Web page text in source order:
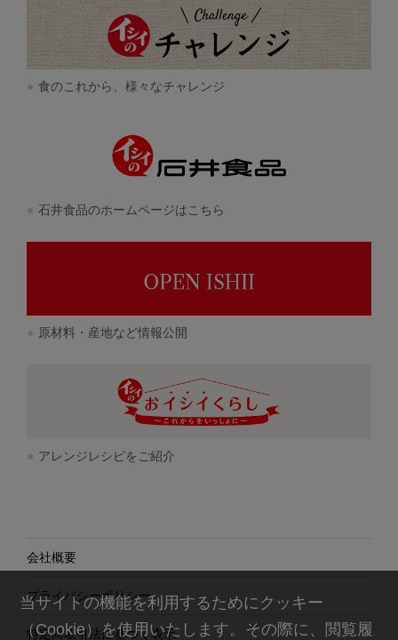
食のこれから、様々なチャレンジ
石井食品のホームページはこちら
原材料・産地など情報公開
アレンジレシピをご紹介
会社概要
プライバシーポリシー
特定商取引法に基づく表示
当サイトの機能を利用するためにクッキー
（Cookie）を使用いたします。その際に、閲覧履